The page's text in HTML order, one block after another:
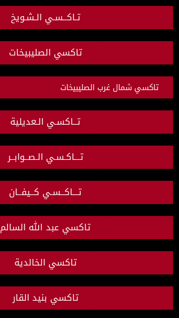
تـاكــسـي الـشـويخ
تاكسي الصليبيخات
تاكسي شمال غرب الصليبيخات
تــاكسـي الـعديلية
تـــاكـسـي الـصــوابــر
تـــاكــسـي كــيفــان
تاكسي عبد الله السالم
تاكسي الخالدية
تاكسي بنيد القار